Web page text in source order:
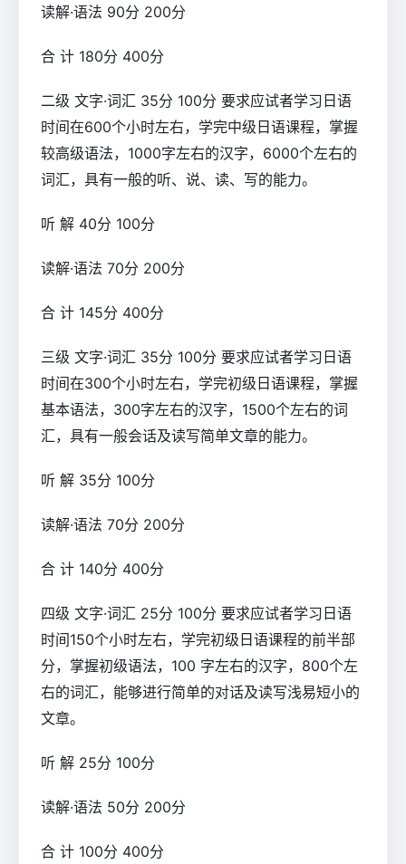
读解·语法 90分 200分
合 计 180分 400分
二级 文字·词汇 35分 100分 要求应试者学习日语
时间在600个小时左右，学完中级日语课程，掌握
较高级语法，1000字左右的汉字，6000个左右的
词汇，具有一般的听、说、读、写的能力。
听 解 40分 100分
读解·语法 70分 200分
合 计 145分 400分
三级 文字·词汇 35分 100分 要求应试者学习日语
时间在300个小时左右，学完初级日语课程，掌握
基本语法，300字左右的汉字，1500个左右的词
汇，具有一般会话及读写简单文章的能力。
听 解 35分 100分
读解·语法 70分 200分
合 计 140分 400分
四级 文字·词汇 25分 100分 要求应试者学习日语
时间150个小时左右，学完初级日语课程的前半部
分，掌握初级语法，100 字左右的汉字，800个左
右的词汇，能够进行简单的对话及读写浅易短小的
文章。
听 解 25分 100分
读解·语法 50分 200分
合 计 100分 400分